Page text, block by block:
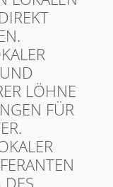
LÖHNE
FÜR